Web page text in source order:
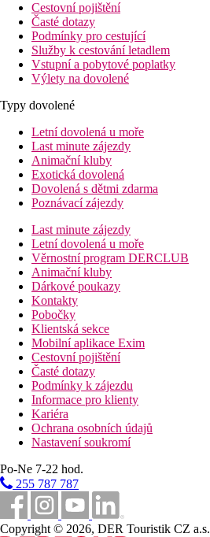
Cestovní pojištění
Časté dotazy
Podmínky pro cestující
Služby k cestování letadlem
Vstupní a pobytové poplatky
Výlety na dovolené
Typy dovolené
Letní dovolená u moře
Last minute zájezdy
Animační kluby
Exotická dovolená
Dovolená s dětmi zdarma
Poznávací zájezdy
Last minute zájezdy
Letní dovolená u moře
Věrnostní program DERCLUB
Animační kluby
Dárkové poukazy
Kontakty
Pobočky
Klientská sekce
Mobilní aplikace Exim
Cestovní pojištění
Časté dotazy
Podmínky k zájezdu
Informace pro klienty
Kariéra
Ochrana osobních údajů
Nastavení soukromí
Po-Ne 7-22 hod.
255 787 787
Copyright © 2026, DER Touristik CZ a.s.